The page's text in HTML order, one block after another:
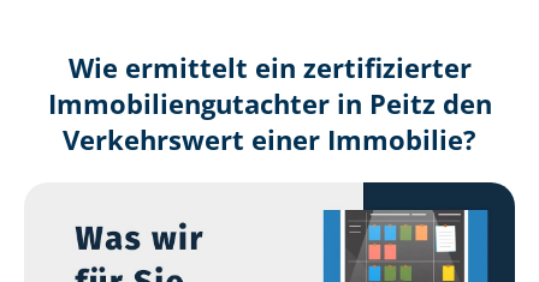
Wie ermittelt ein zertifizierter
Immobilien­gutachter in Peitz den
Verkehrswert einer Immobilie?